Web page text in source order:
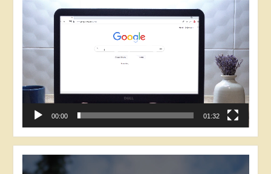
00:00 01:32
Відеопрогравач